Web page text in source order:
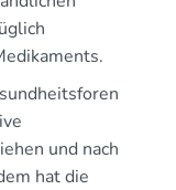
und nach
hat die